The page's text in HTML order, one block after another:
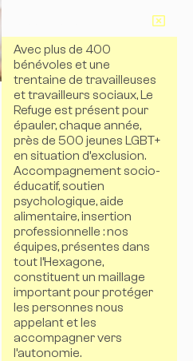
Avec plus de 400
bénévoles et une
trentaine de travailleuses
et travailleurs sociaux, Le
Refuge est présent pour
épauler, chaque année,
près de 500 jeunes LGBT+
en situation d’exclusion.
Accompagnement socio-
éducatif, soutien
psychologique, aide
alimentaire, insertion
professionnelle : nos
équipes, présentes dans
tout l’Hexagone,
constituent un maillage
important pour protéger
les personnes nous
appelant et les
accompagner vers
l’autonomie.